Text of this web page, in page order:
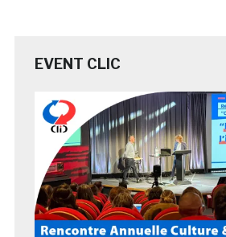
EVENT CLIC